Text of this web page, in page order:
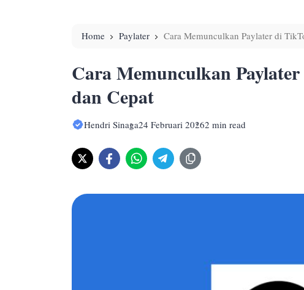
Home Paylater Cara Memunculkan Paylater di
Cara Memunculkan
dan Cepat
Hendri Sinaga24 Februari 20262 min read